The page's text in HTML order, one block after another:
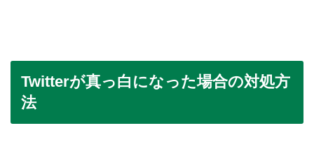
Twitterが真っ白になった場合の対処方
法